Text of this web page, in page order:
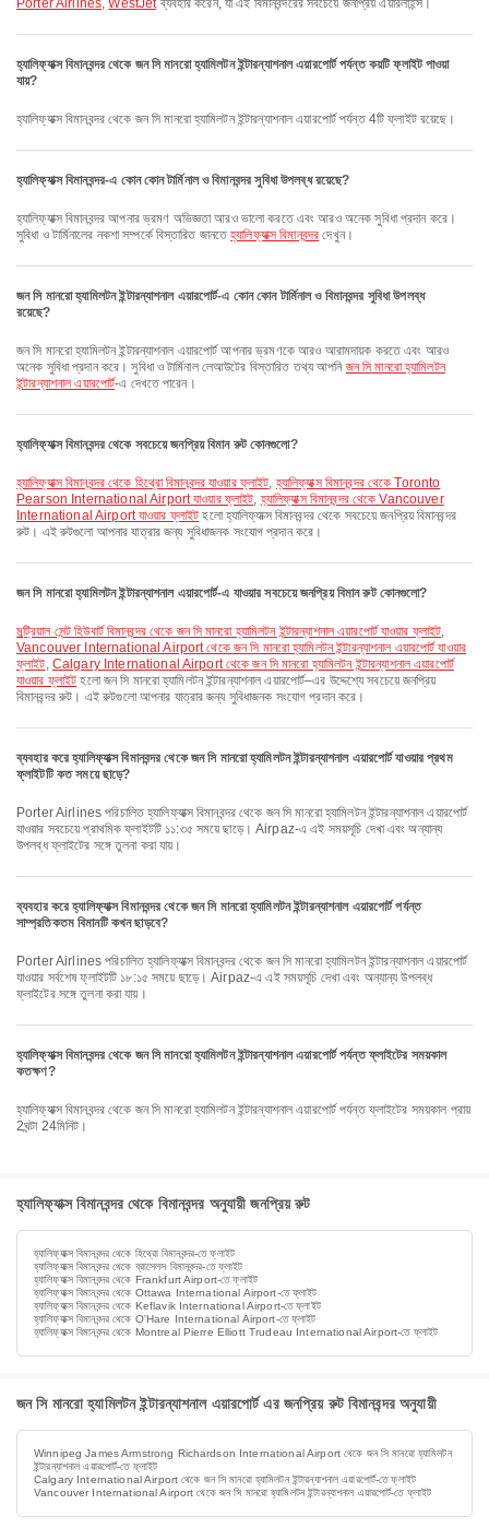
Porter Airlines,WestJetব্যবহার করেন, যা এই বিমানবন্দরের সবচেয়ে জনপ্রিয় এয়ারলাইন্স।
হ্যালিফ্যাক্স বিমানবন্দর থেকে জন সি মানরো হ্যামিলটন ইন্টারন্যাশনাল এয়ারপোর্ট পর্যন্ত কয়টি ফ্লাইট পাওয়া
যায়?
হ্যালিফ্যাক্স বিমানবন্দর থেকে জন সি মানরো হ্যামিলটন ইন্টারন্যাশনাল এয়ারপোর্ট পর্যন্ত 4টি ফ্লাইট রয়েছে।
হ্যালিফ্যাক্স বিমানবন্দর-এ কোন কোন টার্মিনাল ও বিমানবন্দর সুবিধা উপলব্ধ রয়েছে?
হ্যালিফ্যাক্স বিমানবন্দর আপনার ভ্রমণ অভিজ্ঞতা আরও ভালো করতে এবং আরও অনেক সুবিধা প্রদান করে।
সুবিধা ও টার্মিনালের নকশা সম্পর্কে বিস্তারিত জানতেহ্যালিফ্যাক্স বিমানবন্দর দেখুন।
জন সি মানরো হ্যামিলটন ইন্টারন্যাশনাল এয়ারপোর্ট-এ কোন কোন টার্মিনাল ও বিমানবন্দর সুবিধা উপলব্ধ
রয়েছে?
জন সি মানরো হ্যামিলটন ইন্টারন্যাশনাল এয়ারপোর্ট আপনার ভ্রমণকে আরও আরামদায়ক করতে এবং আরও
অনেক সুবিধা প্রদান করে। সুবিধা ও টার্মিনাল লেআউটের বিস্তারিত তথ্য আপনি জন সি মানরো হ্যামিলটন
ইন্টারন্যাশনাল এয়ারপোর্ট-এ দেখতে পারেন।
হ্যালিফ্যাক্স বিমানবন্দর থেকে সবচেয়ে জনপ্রিয় বিমান রুট কোনগুলো?
হ্যালিফ্যাক্স বিমানবন্দর থেকে হিথ্রো বিমানবন্দর যাওয়ার ফ্লাইট,হ্যালিফ্যাক্স বিমানবন্দর থেকে Toronto
Pearson International Airport যাওয়ার ফ্লাইট,হ্যালিফ্যাক্স বিমানবন্দর থেকে Vancouver
International Airport যাওয়ার ফ্লাইট হলো হ্যালিফ্যাক্স বিমানবন্দর থেকে সবচেয়ে জনপ্রিয় বিমানবন্দর
রুট। এই রুটগুলো আপনার যাত্রার জন্য সুবিধাজনক সংযোগ প্রদান করে।
জন সি মানরো হ্যামিলটন ইন্টারন্যাশনাল এয়ারপোর্ট-এ যাওয়ার সবচেয়ে জনপ্রিয় বিমান রুট কোনগুলো?
মন্ট্রিয়াল সেন্ট হিউবার্ট বিমানবন্দর থেকে জন সি মানরো হ্যামিলটন ইন্টারন্যাশনাল এয়ারপোর্ট যাওয়ার ফ্লাইট,
Vancouver International Airport থেকে জন সি মানরো হ্যামিলটন ইন্টারন্যাশনাল এয়ারপোর্ট যাওয়ার
ফ্লাইট, Calgary International Airport থেকে জন সি মানরো হ্যামিলটন ইন্টারন্যাশনাল এয়ারপোর্ট
যাওয়ার ফ্লাইট হলো জন সি মানরো হ্যামিলটন ইন্টারন্যাশনাল এয়ারপোর্ট–এর উদ্দেশ্যে সবচেয়ে জনপ্রিয়
বিমানবন্দর রুট। এই রুটগুলো আপনার যাত্রার জন্য সুবিধাজনক সংযোগ প্রদান করে।
ব্যবহার করে হ্যালিফ্যাক্স বিমানবন্দর থেকে জন সি মানরো হ্যামিলটন ইন্টারন্যাশনাল এয়ারপোর্ট যাওয়ার প্রথম
ফ্লাইটটি কত সময়ে ছাড়ে?
Porter Airlines পরিচালিত হ্যালিফ্যাক্স বিমানবন্দর থেকে জন সি মানরো হ্যামিলটন ইন্টারন্যাশনাল এয়ারপোর্ট
যাওয়ার সবচেয়ে প্রাথমিক ফ্লাইটটি ১১:৩৫ সময়ে ছাড়ে। Airpaz-এ এই সময়সূচি দেখা এবং অন্যান্য
উপলব্ধ ফ্লাইটের সঙ্গে তুলনা করা যায়।
ব্যবহার করে হ্যালিফ্যাক্স বিমানবন্দর থেকে জন সি মানরো হ্যামিলটন ইন্টারন্যাশনাল এয়ারপোর্ট পর্যন্ত
সাম্প্রতিকতম বিমানটি কখন ছাড়বে?
Porter Airlines পরিচালিত হ্যালিফ্যাক্স বিমানবন্দর থেকে জন সি মানরো হ্যামিলটন ইন্টারন্যাশনাল এয়ারপোর্ট
যাওয়ার সর্বশেষ ফ্লাইটটি ১৮:১৫ সময়ে ছাড়ে। Airpaz-এ এই সময়সূচি দেখা এবং অন্যান্য উপলব্ধ
ফ্লাইটের সঙ্গে তুলনা করা যায়।
হ্যালিফ্যাক্স বিমানবন্দর থেকে জন সি মানরো হ্যামিলটন ইন্টারন্যাশনাল এয়ারপোর্ট পর্যন্ত ফ্লাইটের সময়কাল
কতক্ষণ?
হ্যালিফ্যাক্স বিমানবন্দর থেকে জন সি মানরো হ্যামিলটন ইন্টারন্যাশনাল এয়ারপোর্ট পর্যন্ত ফ্লাইটের সময়কাল প্রায়
2ঘন্টা 24মিনিট।
হ্যালিফ্যাক্স বিমানবন্দর থেকে বিমানবন্দর অনুযায়ী জনপ্রিয় রুট
হ্যালিফ্যাক্স বিমানবন্দর থেকে হিথ্রো বিমানবন্দর-তে ফ্লাইট
হ্যালিফ্যাক্স বিমানবন্দর থেকে ব্রাসেলস বিমানবন্দর-তে ফ্লাইট
হ্যালিফ্যাক্স বিমানবন্দর থেকে Frankfurt Airport-তে ফ্লাইট
হ্যালিফ্যাক্স বিমানবন্দর থেকে Ottawa International Airport-তে ফ্লাইট
হ্যালিফ্যাক্স বিমানবন্দর থেকে Keflavik International Airport-তে ফ্লাইট
হ্যালিফ্যাক্স বিমানবন্দর থেকে O'Hare International Airport-তে ফ্লাইট
হ্যালিফ্যাক্স বিমানবন্দর থেকে Montreal Pierre Elliott Trudeau International Airport-তে ফ্লাইট
জন সি মানরো হ্যামিলটন ইন্টারন্যাশনাল এয়ারপোর্ট এর জনপ্রিয় রুট বিমানবন্দর অনুযায়ী
Winnipeg James Armstrong Richardson International Airport থেকে জন সি মানরো হ্যামিলটন
ইন্টারন্যাশনাল এয়ারপোর্ট-তে ফ্লাইট
Calgary International Airport থেকে জন সি মানরো হ্যামিলটন ইন্টারন্যাশনাল এয়ারপোর্ট-তে ফ্লাইট
Vancouver International Airport থেকে জন সি মানরো হ্যামিলটন ইন্টারন্যাশনাল এয়ারপোর্ট-তে ফ্লাইট